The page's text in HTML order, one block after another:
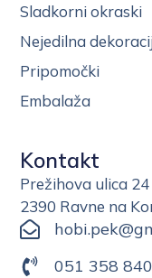
Sladkorni okraski
Nejedilna
Pripomočki
Embalaža
Kontakt
Prežihova ulica 24
2390 Ravne na
051 358 840